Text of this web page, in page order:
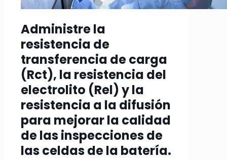
Administre la
resistencia de
transferencia de carga
(Rct), la resistencia del
electrolito (Rel) y la
resistencia a la difusión
para mejorar la calidad
de las inspecciones de
las celdas de la batería.